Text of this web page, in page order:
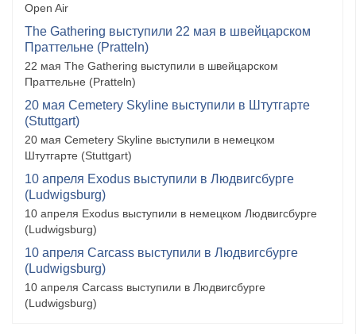
Open Air
The Gathering выступили 22 мая в швейцарском
Праттельне (Pratteln)
22 мая The Gathering выступили в швейцарском
Праттельне (Pratteln)
20 мая Cemetery Skyline выступили в Штутгарте
(Stuttgart)
20 мая Cemetery Skyline выступили в немецком
Штутгарте (Stuttgart)
10 апреля Exodus выступили в Людвигсбурге
(Ludwigsburg)
10 апреля Exodus выступили в немецком Людвигсбурге
(Ludwigsburg)
10 апреля Carcass выступили в Людвигсбурге
(Ludwigsburg)
10 апреля Carcass выступили в Людвигсбурге
(Ludwigsburg)